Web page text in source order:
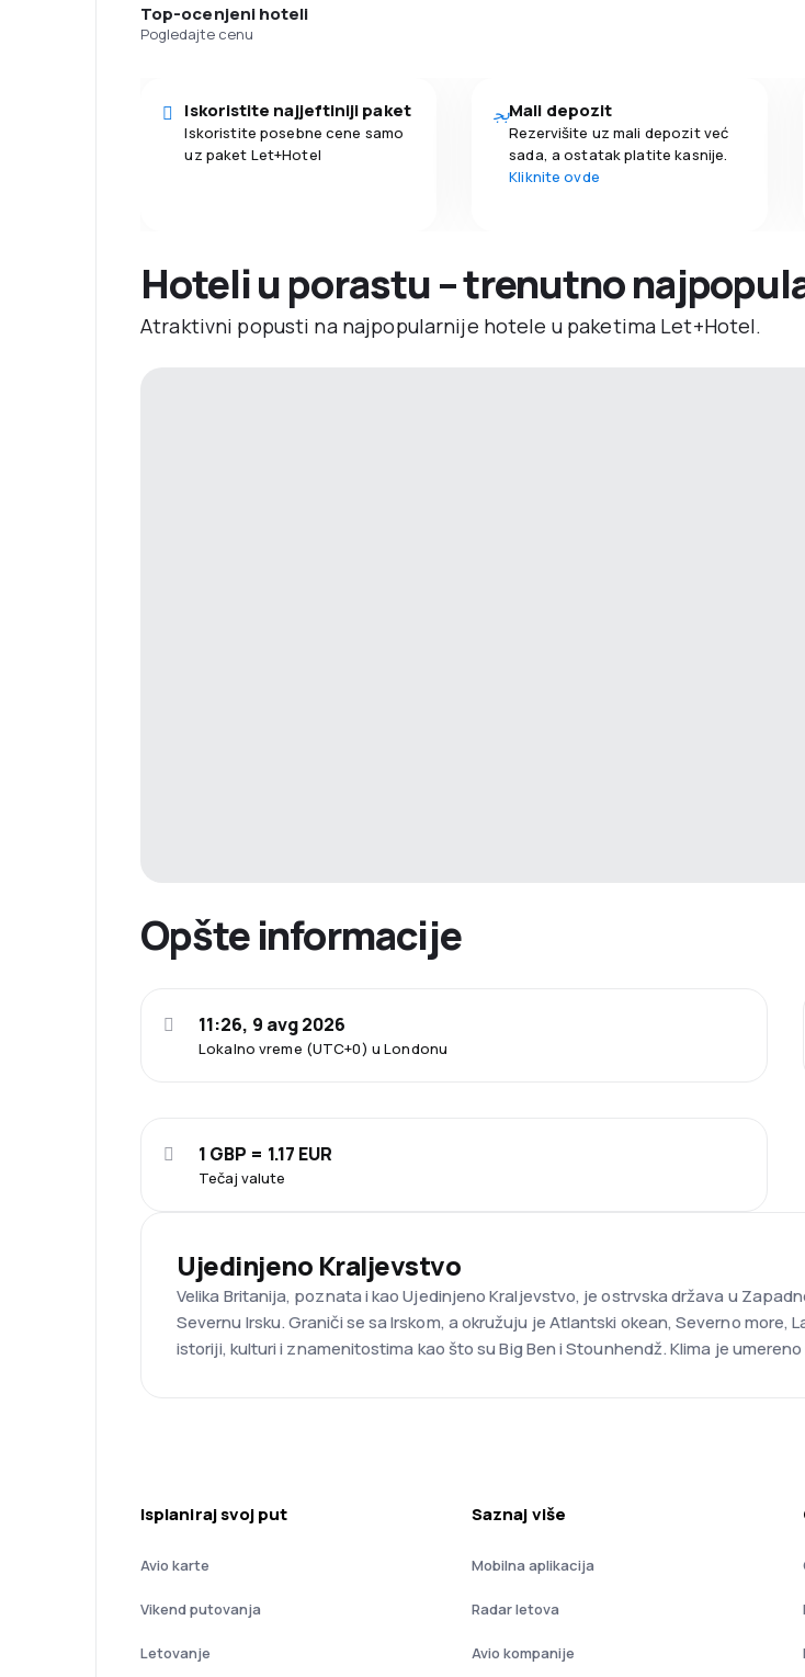
Top-ocenjeni hoteli
Pogledajte cenu
Iskoristite najjeftiniji paket
Iskoristite posebne cene samo
uz paket Let+Hotel
Mali depozit
Rezervišite uz mali depozit već
sada, a ostatak platite kasnije.
Kliknite ovde
Hoteli u porastu – trenutno
Atraktivni popusti na najpopularnije hotele u paketima Let+Hotel.
Opšte informacije
Lokalno vreme (UTC+0) u Londonu
11:26, 9 avg 2026
Tečaj valute
1 GBP = 1.17 EUR
Ujedinjeno Kraljevstvo
Velika Britanija, poznata i kao Ujedinjeno Kraljevstvo, je ostrvska država u
Severnu Irsku. Graniči se sa Irskom, a okružuju je Atlantski okean, Severno
istoriji, kulturi i znamenitostima kao što su Big Ben i Stounhendž. Klima je
Isplaniraj svoj put
Avio karte
Vikend putovanja
Letovanje
Saznaj više
Mobilna aplikacija
Radar letova
Avio kompanije